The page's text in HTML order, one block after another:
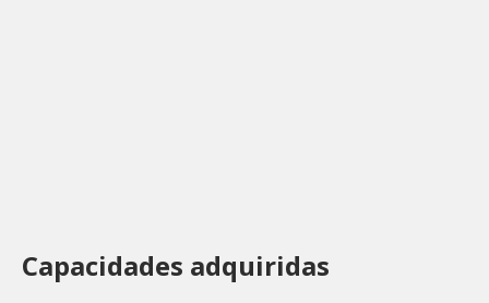
Capacidades adquiridas